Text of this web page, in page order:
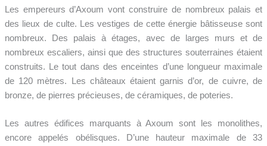
Les empereurs d’Axoum vont construire de nombreux palais et
des lieux de culte. Les vestiges de cette énergie bâtisseuse sont
nombreux. Des palais à étages, avec de larges murs et de
nombreux escaliers, ainsi que des structures souterraines étaient
construits. Le tout dans des enceintes d’une longueur maximale
de 120 mètres. Les châteaux étaient garnis d’or, de cuivre, de
bronze, de pierres précieuses, de céramiques, de poteries.
Les autres édifices marquants à Axoum sont les monolithes,
encore appelés obélisques. D’une hauteur maximale de 33